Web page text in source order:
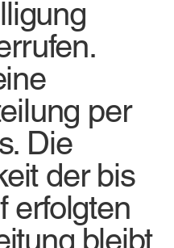
per
Die
der bis
erfolgten
bleibt